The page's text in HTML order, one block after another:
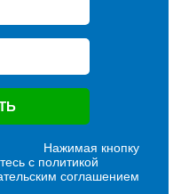
Нажимая кнопку
с политикой
соглашением